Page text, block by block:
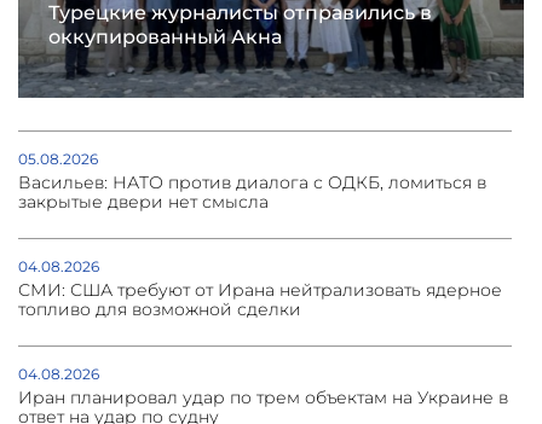
Турецкие журналисты отправились в
оккупированный Акна
05.08.2026
Васильев: НАТО против диалога с ОДКБ, ломиться в
закрытые двери нет смысла
04.08.2026
СМИ: США требуют от Ирана нейтрализовать ядерное
топливо для возможной сделки
04.08.2026
Иран планировал удар по трем объектам на Украине в
ответ на удар по судну